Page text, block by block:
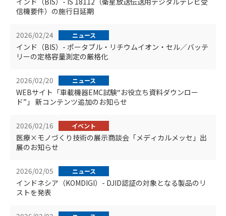
信機要件）の施行日延期
2026/02/24 ニュース
インド（BIS）- ポータブル・リチウムイオン・セル／バッテ
リーの定格容量測定の厳格化
2026/02/20 ニュース
WEBサイト「車載機器EMC試験“お役立ち資料ダウンロー
ド”」 新コンテンツ追加のお知らせ
2026/02/16 イベント
医療×モノづくり技術の展示商談会「メディカルメッセ」出
展のお知らせ
2026/02/05 ニュース
インドネシア（KOMDIGI）- DJID認証の対象となる製品のリ
ストを発表